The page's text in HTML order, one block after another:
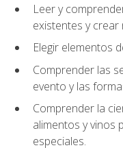
Leer y
existentes y crear
Elegir elementos
Comprender las
evento y las
Comprender la
alimentos y vinos
especiales.